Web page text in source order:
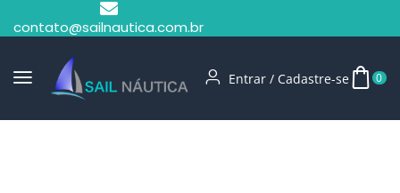
contato@sailnautica.com.br
Entrar / Cadastre-se 0